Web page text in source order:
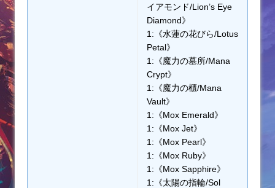
イアモンド/Lion’s Eye
Diamond》
1:《水蓮の花びら/Lotus
Petal》
1:《魔力の墓所/Mana
Crypt》
1:《魔力の櫃/Mana
Vault》
1:《Mox Emerald》
1:《Mox Jet》
1:《Mox Pearl》
1:《Mox Ruby》
1:《Mox Sapphire》
1:《太陽の指輪/Sol